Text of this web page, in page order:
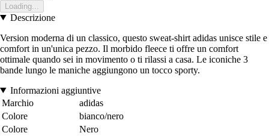
Loading...
Descrizione
Version moderna di un classico, questo sweat-shirt adidas unisce stile e
comfort in un'unica pezzo. Il morbido fleece ti offre un comfort
ottimale quando sei in movimento o ti rilassi a casa. Le iconiche 3
bande lungo le maniche aggiungono un tocco sporty.
Informazioni aggiuntive
Marchio
adidas
Colore
bianco/nero
Colore
Nero